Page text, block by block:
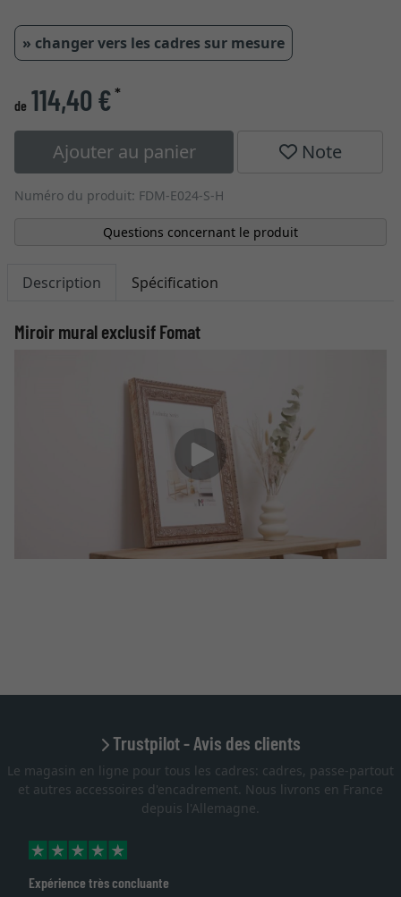
» changer vers les cadres sur mesure
de 114,40 €*
Ajouter au panier Note
Numéro du produit: FDM-E024-S-H
Questions concernant le produit
Description Spécification
Miroir mural exclusif Fomat
Trustpilot - Avis des clients
Le magasin en ligne pour tous les cadres: cadres, passe-partout
et autres accessoires d'encadrement. Nous livrons en France
depuis l'Allemagne.
Expérience très concluante